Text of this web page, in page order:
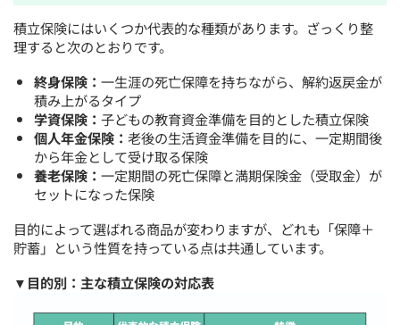
積立保険にはいくつか代表的な種類があります。ざっくり整
理すると次のとおりです。
終身保険：一生涯の死亡保障を持ちながら、解約返戻金が
積み上がるタイプ
学資保険：子どもの教育資金準備を目的とした積立保険
個人年金保険：老後の生活資金準備を目的に、一定期間後
から年金として受け取る保険
養老保険：一定期間の死亡保障と満期保険金（受取金）が
セットになった保険
目的によって選ばれる商品が変わりますが、どれも「保障＋
貯蓄」という性質を持っている点は共通しています。
▼目的別：主な積立保険の対応表